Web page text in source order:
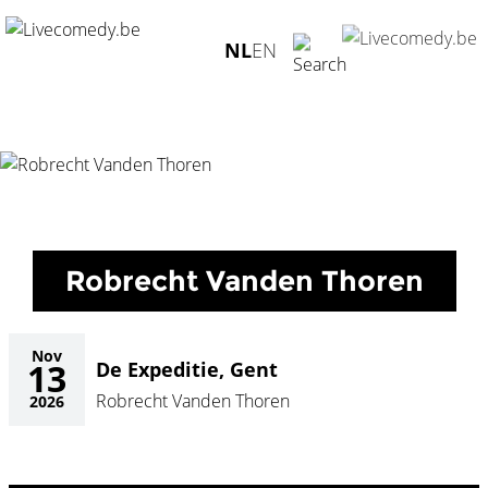
NLEN
Home/Agenda/ Robrecht Vanden Thoren
De Expeditie,
Robrecht Vanden Thoren
Nov
13
2026
De Expeditie, Gent
Robrecht Vanden Thoren